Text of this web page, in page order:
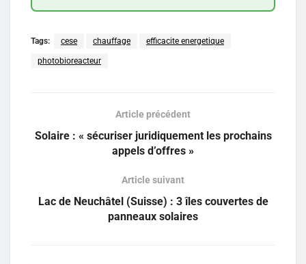
Tags: cese chauffage efficacite energetique
photobioreacteur
Article précédent
Solaire : « sécuriser juridiquement les prochains
appels d’offres »
Article suivant
Lac de Neuchâtel (Suisse) : 3 îles couvertes de
panneaux solaires